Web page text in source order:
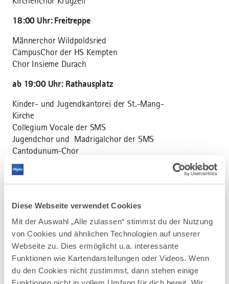
Diese Webseite verwendet Cookies
Mit der Auswahl „Alle zulassen“ stimmst du der Nutzung
von Cookies und ähnlichen Technologien auf unserer
Webseite zu. Dies ermöglicht u.a. interessante
Funktionen wie Kartendarstellungen oder Videos. Wenn
du den Cookies nicht zustimmst, dann stehen einige
18:00 Uhr: Freitreppe
Männerchor Wildpoldsried
CampusChor der HS Kempten
Chor Insieme Durach
ab 19:00 Uhr: Rathausplatz
Kinder- und Jugendkantorei der St.-Mang-
Kirche
Collegium Vocale der SMS
Jugendchor und Madrigalchor der SMS
Cantodunum-Chor
Frauenchor „Sonitus Scarbantiae“ der
Partnerstadt Sopron
Autofreie Anreise